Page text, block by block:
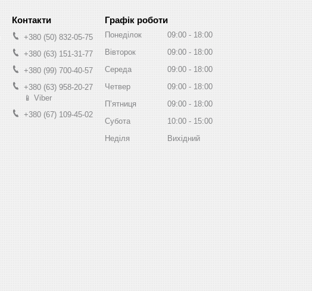
+380 (50) 832-05-75
+380 (63) 151-31-77
+380 (99) 700-40-57
+380 (63) 958-20-27
📱 Viber
+380 (67) 109-45-02
Графік роботи
Понеділок 09:00
18:00
Вівторок
09:00
18:00
Середа
09:00
18:00
Четвер
09:00
18:00
Пʼятниця
09:00
18:00
Субота
10:00
15:00
Неділя
Вихідний